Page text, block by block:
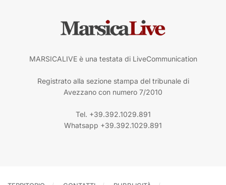
MARSICALIVE è una testata di LiveCommunication
Registrato alla sezione stampa del tribunale di
Avezzano con numero 7/2010
Tel. +39.392.1029.891
Whatsapp +39.392.1029.891